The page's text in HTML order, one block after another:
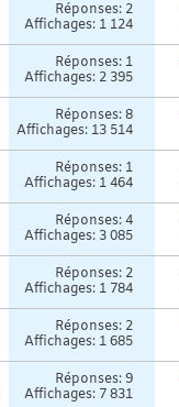
Réponses: 2
Affichages: 1 124
Réponses: 1
Affichages: 2 395
Réponses:8
Affichages: 13 514
Réponses: 1
Affichages: 1 464
Réponses:4
Affichages: 3 085
Réponses: 2
Affichages: 1 784
Réponses: 2
Affichages: 1 685
Réponses:9
Affichages: 7 831